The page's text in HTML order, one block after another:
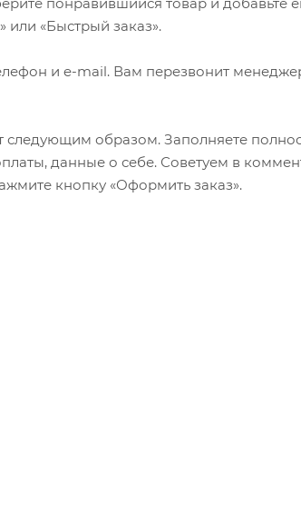
или «Быстрый заказ».
и e-mail. Вам перезвонит
образом. Заполняете
данные о себе. Советуем в
кнопку «Оформить заказ».